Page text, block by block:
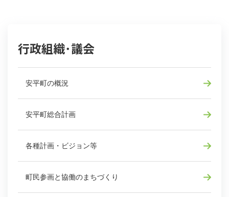
行政組織･議会
安平町の概況
安平町総合計画
各種計画・ビジョン等
町民参画と協働のまちづくり